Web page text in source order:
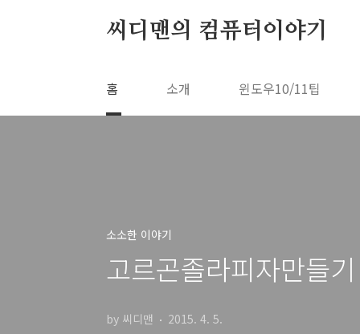
씨디맨의 컴퓨터이야기
홈 소개 윈도우10/11팁
소소한 이야기
고르곤졸라피자만들
by 씨디맨 2015. 4. 5.